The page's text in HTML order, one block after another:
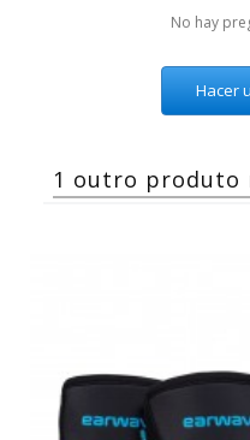
No hay
Hacer
1 outro produto